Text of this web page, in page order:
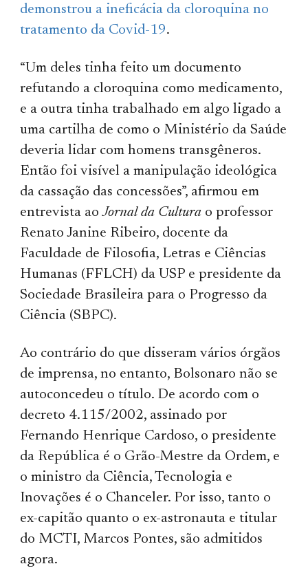
demonstrou a ineficácia da cloroquina no
tratamento da Covid-19.
“Um deles tinha feito um documento
refutando a cloroquina como medicamento,
e a outra tinha trabalhado em algo ligado a
uma cartilha de como o Ministério da Saúde
deveria lidar com homens transgêneros.
Então foi visível a manipulação ideológica
da cassação das concessões”, afirmou em
entrevista aoJornal da Cultura o professor
Renato Janine Ribeiro, docente da
Faculdade de Filosofia, Letras e Ciências
Humanas (FFLCH) da USP e presidente da
Sociedade Brasileira para o Progresso da
Ciência (SBPC).
Ao contrário do que disseram vários órgãos
de imprensa, no entanto, Bolsonaro não se
autoconcedeu o título. De acordo com o
decreto 4.115/2002, assinado por
Fernando Henrique Cardoso, o presidente
da República é o Grão-Mestre da Ordem, e
o ministro da Ciência, Tecnologia e
Inovações é o Chanceler. Por isso, tanto o
ex-capitão quanto o ex-astronauta e titular
do MCTI, Marcos Pontes, são admitidos
agora.